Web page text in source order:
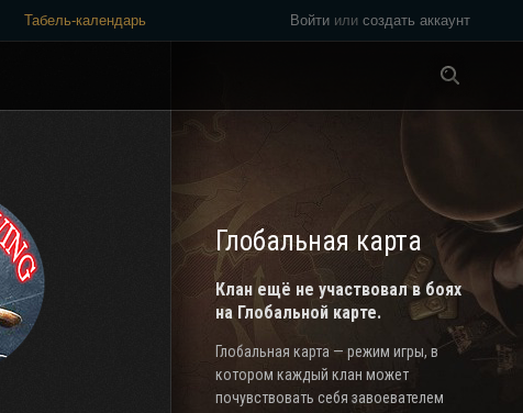
Войти или создать аккаунт
Табель-календарь
Глобальная карта
Клан ещё не участвовал в боях
на Глобальной карте.
Глобальная карта — режим игры, в
котором каждый клан может
почувствовать себя завоевателем